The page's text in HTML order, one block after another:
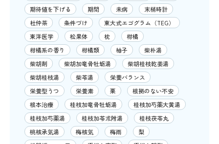
期待値を下げる
期間 未病
末梢時計
杜仲茶
条件づけ
東大式エゴグラム（TEG）
東洋医学
松果体 枕
柑橘
柑橘系の香り
柑橘類 柚子
柴朴湯
柴胡剤
柴胡加竜骨牡蛎湯
柴胡桂枝乾姜湯
柴胡桂枝湯
柴苓湯
栄養バランス
栄養型うつ
栄養素 栗
根拠のない不安
根本治療
桂枝加竜骨牡蛎湯
桂枝加芍薬大黄湯
桂枝加芍薬湯
桂枝加苓朮附湯
桂枝茯苓丸
桃核承気湯
梅核気 梅雨
梨